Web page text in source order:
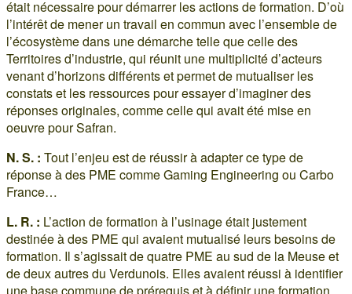
était nécessaire pour démarrer les actions de formation. D’où
l’intérêt de mener un travail en commun avec l’ensemble de
l’écosystème dans une démarche telle que celle des
Territoires d’industrie, qui réunit une multiplicité d’acteurs
venant d’horizons différents et permet de mutualiser les
constats et les ressources pour essayer d’imaginer des
réponses originales, comme celle qui avait été mise en
oeuvre pour Safran.
N. S. : Tout l’enjeu est de réussir à adapter ce type de
réponse à des PME comme Gaming Engineering ou Carbo
France…
L. R. : L’action de formation à l’usinage était justement
destinée à des PME qui avaient mutualisé leurs besoins de
formation. Il s’agissait de quatre PME au sud de la Meuse et
de deux autres du Verdunois. Elles avaient réussi à identifier